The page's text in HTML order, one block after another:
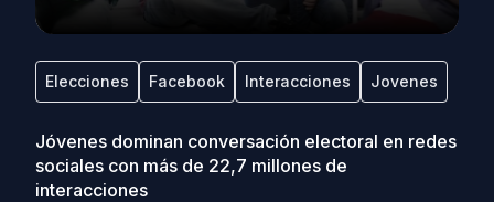
Elecciones Facebook Interacciones Jovenes
Jóvenes dominan conversación electoral en redes
sociales con más de 22,7 millones de
interacciones